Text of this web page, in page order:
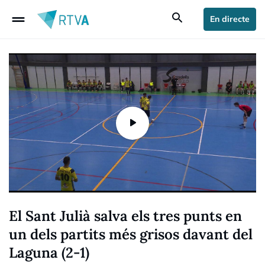
drag_handle search En directe
El Sant Julià salva els tres punts en
un dels partits més grisos davant del
Laguna (2-1)